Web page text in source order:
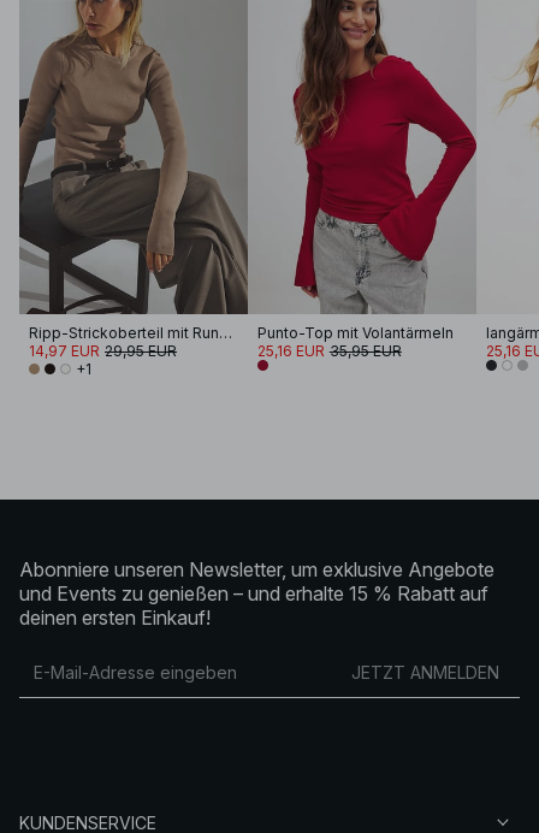
Ripp-Strickoberteil mit Rundhalsausschnitt
14,97 EUR 29,95 EUR
+1
Punto-Top mit Volantärmeln
25,16 EUR 35,95 EUR 25,16
Abonniere unseren Newsletter, um exklusive Angebote
und Events zu genießen – und erhalte 15 % Rabatt auf
deinen ersten Einkauf!
JETZT ANMELDEN
KUNDENSERVICE